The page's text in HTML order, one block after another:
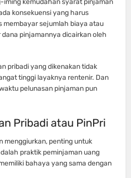
konsekuensi yang harus
membayar sejumlah biaya atau
pinjamannya dicairkan oleh
pribadi yang dikenakan tidak
tinggi layaknya rentenir. Dan
pelunasan pinjaman pun
Pribadi atau PinPri
menggiurkan, penting untuk
praktik peminjaman uang
bahaya yang sama dengan